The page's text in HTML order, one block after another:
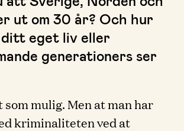
ut om 30 år? Och hur
eget liv eller
generationers ser
mulig. Men at man har
kriminaliteten ved at